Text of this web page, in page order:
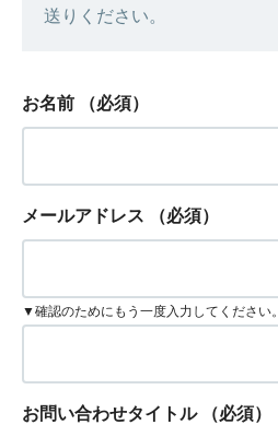
送りください。
お名前 （必須）
メールアドレス （必須）
▼確認のためにもう一度入力してください。
お問い合わせタイトル （必須）